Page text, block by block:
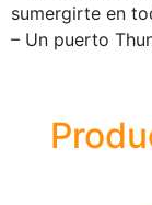
sumergirte en
– Un puerto